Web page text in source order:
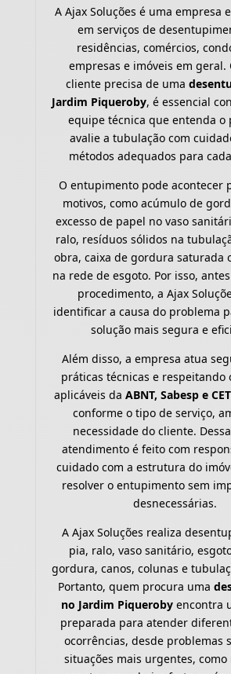
A Ajax Soluções é uma empresa
em serviços de
residências, comércios,
empresas e imóveis em geral.
cliente precisa de uma
Jardim Piqueroby, é essencial
equipe técnica que entenda o
avalie a tubulação com
métodos adequados para
O entupimento pode acontecer
motivos, como acúmulo de
excesso de papel no vaso
ralo, resíduos sólidos na
obra, caixa de gordura saturada
na rede de esgoto. Por isso,
procedimento, a Ajax
identificar a causa do problema
solução mais segura e
Além disso, a empresa atua
práticas técnicas e respeitando
aplicáveis da ABNT, Sabesp e
conforme o tipo de serviço,
necessidade do cliente.
atendimento é feito com
cuidado com a estrutura do
resolver o entupimento sem
desnecessárias.
A Ajax Soluções realiza
pia, ralo, vaso sanitário,
gordura, canos, colunas e
Portanto, quem procura uma
no Jardim Piquerobyencontra
preparada para atender
ocorrências, desde problemas
situações mais urgentes,